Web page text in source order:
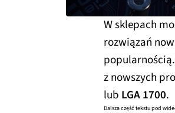
W sklepach
rozwiązań
z nowszych
lub LGA 1700.
Dalsza część tekstu pod